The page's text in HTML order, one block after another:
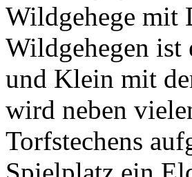
Wildgehege mit
Wildgehegen ist
und Klein mit
wird neben
Torfstechens